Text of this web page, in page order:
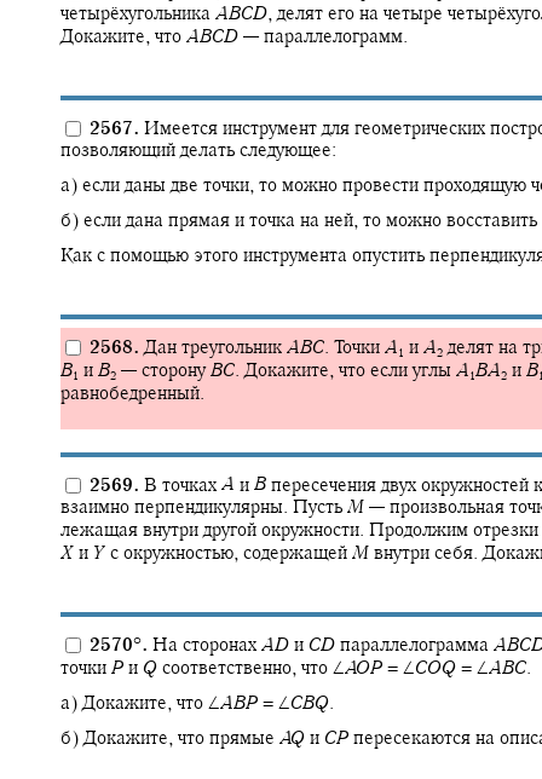
четырёхугольника ABCD,делят его на четыре
Докажите, что ABCD — параллелограмм.
2567. Имеется инструмент для геометрических
позволяющий делать следующее:
а) если даны две точки, то можно провести проходящую
б) если дана прямая и точка на ней, то можно
Как с помощью этого инструмента опустить
2568. Дан треугольник ABC. Точки A 1 и A2 делят на
B1 и B2 — сторонуBC. Докажите, что если углы A 1BA2 и B
равнобедренный.
2569. В точках A и B пересечения двух
взаимно перпендикулярны. Пусть M — произвольная
лежащая внутри другой окружности. Продолжим отрезки
X и Y с окружностью, содержащей M внутри себя.
2570°. На сторонах AD и CD параллелограмма ABC
точки P и Q соответственно, что ∠AOP = ∠COQ = ∠ABC.
а) Докажите, что ∠ABP = ∠CBQ.
б) Докажите, что прямые AQ и CP пересекаются на